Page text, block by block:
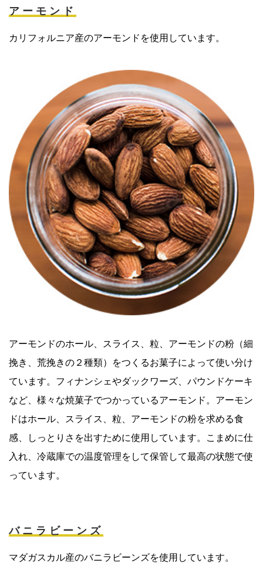
アーモンド
カリフォルニア産のアーモンドを使用しています。
アーモンドのホール、スライス、粒、アーモンドの粉（細
挽き、荒挽きの２種類）をつくるお菓子によって使い分け
ています。フィナンシェやダックワーズ、パウンドケーキ
など、様々な焼菓子でつかっているアーモンド。アーモン
ドはホール、スライス、粒、アーモンドの粉を求める食
感、しっとりさを出すために使用しています。こまめに仕
入れ、冷蔵庫での温度管理をして保管して最高の状態で使
っています。
バニラビーンズ
マダガスカル産のバニラビーンズを使用しています。